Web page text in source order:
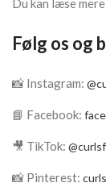
Du kan læse
Følg os og
📸 Instagram:
📘 Facebook:
🎥 TikTok:
📸 Pinterest: